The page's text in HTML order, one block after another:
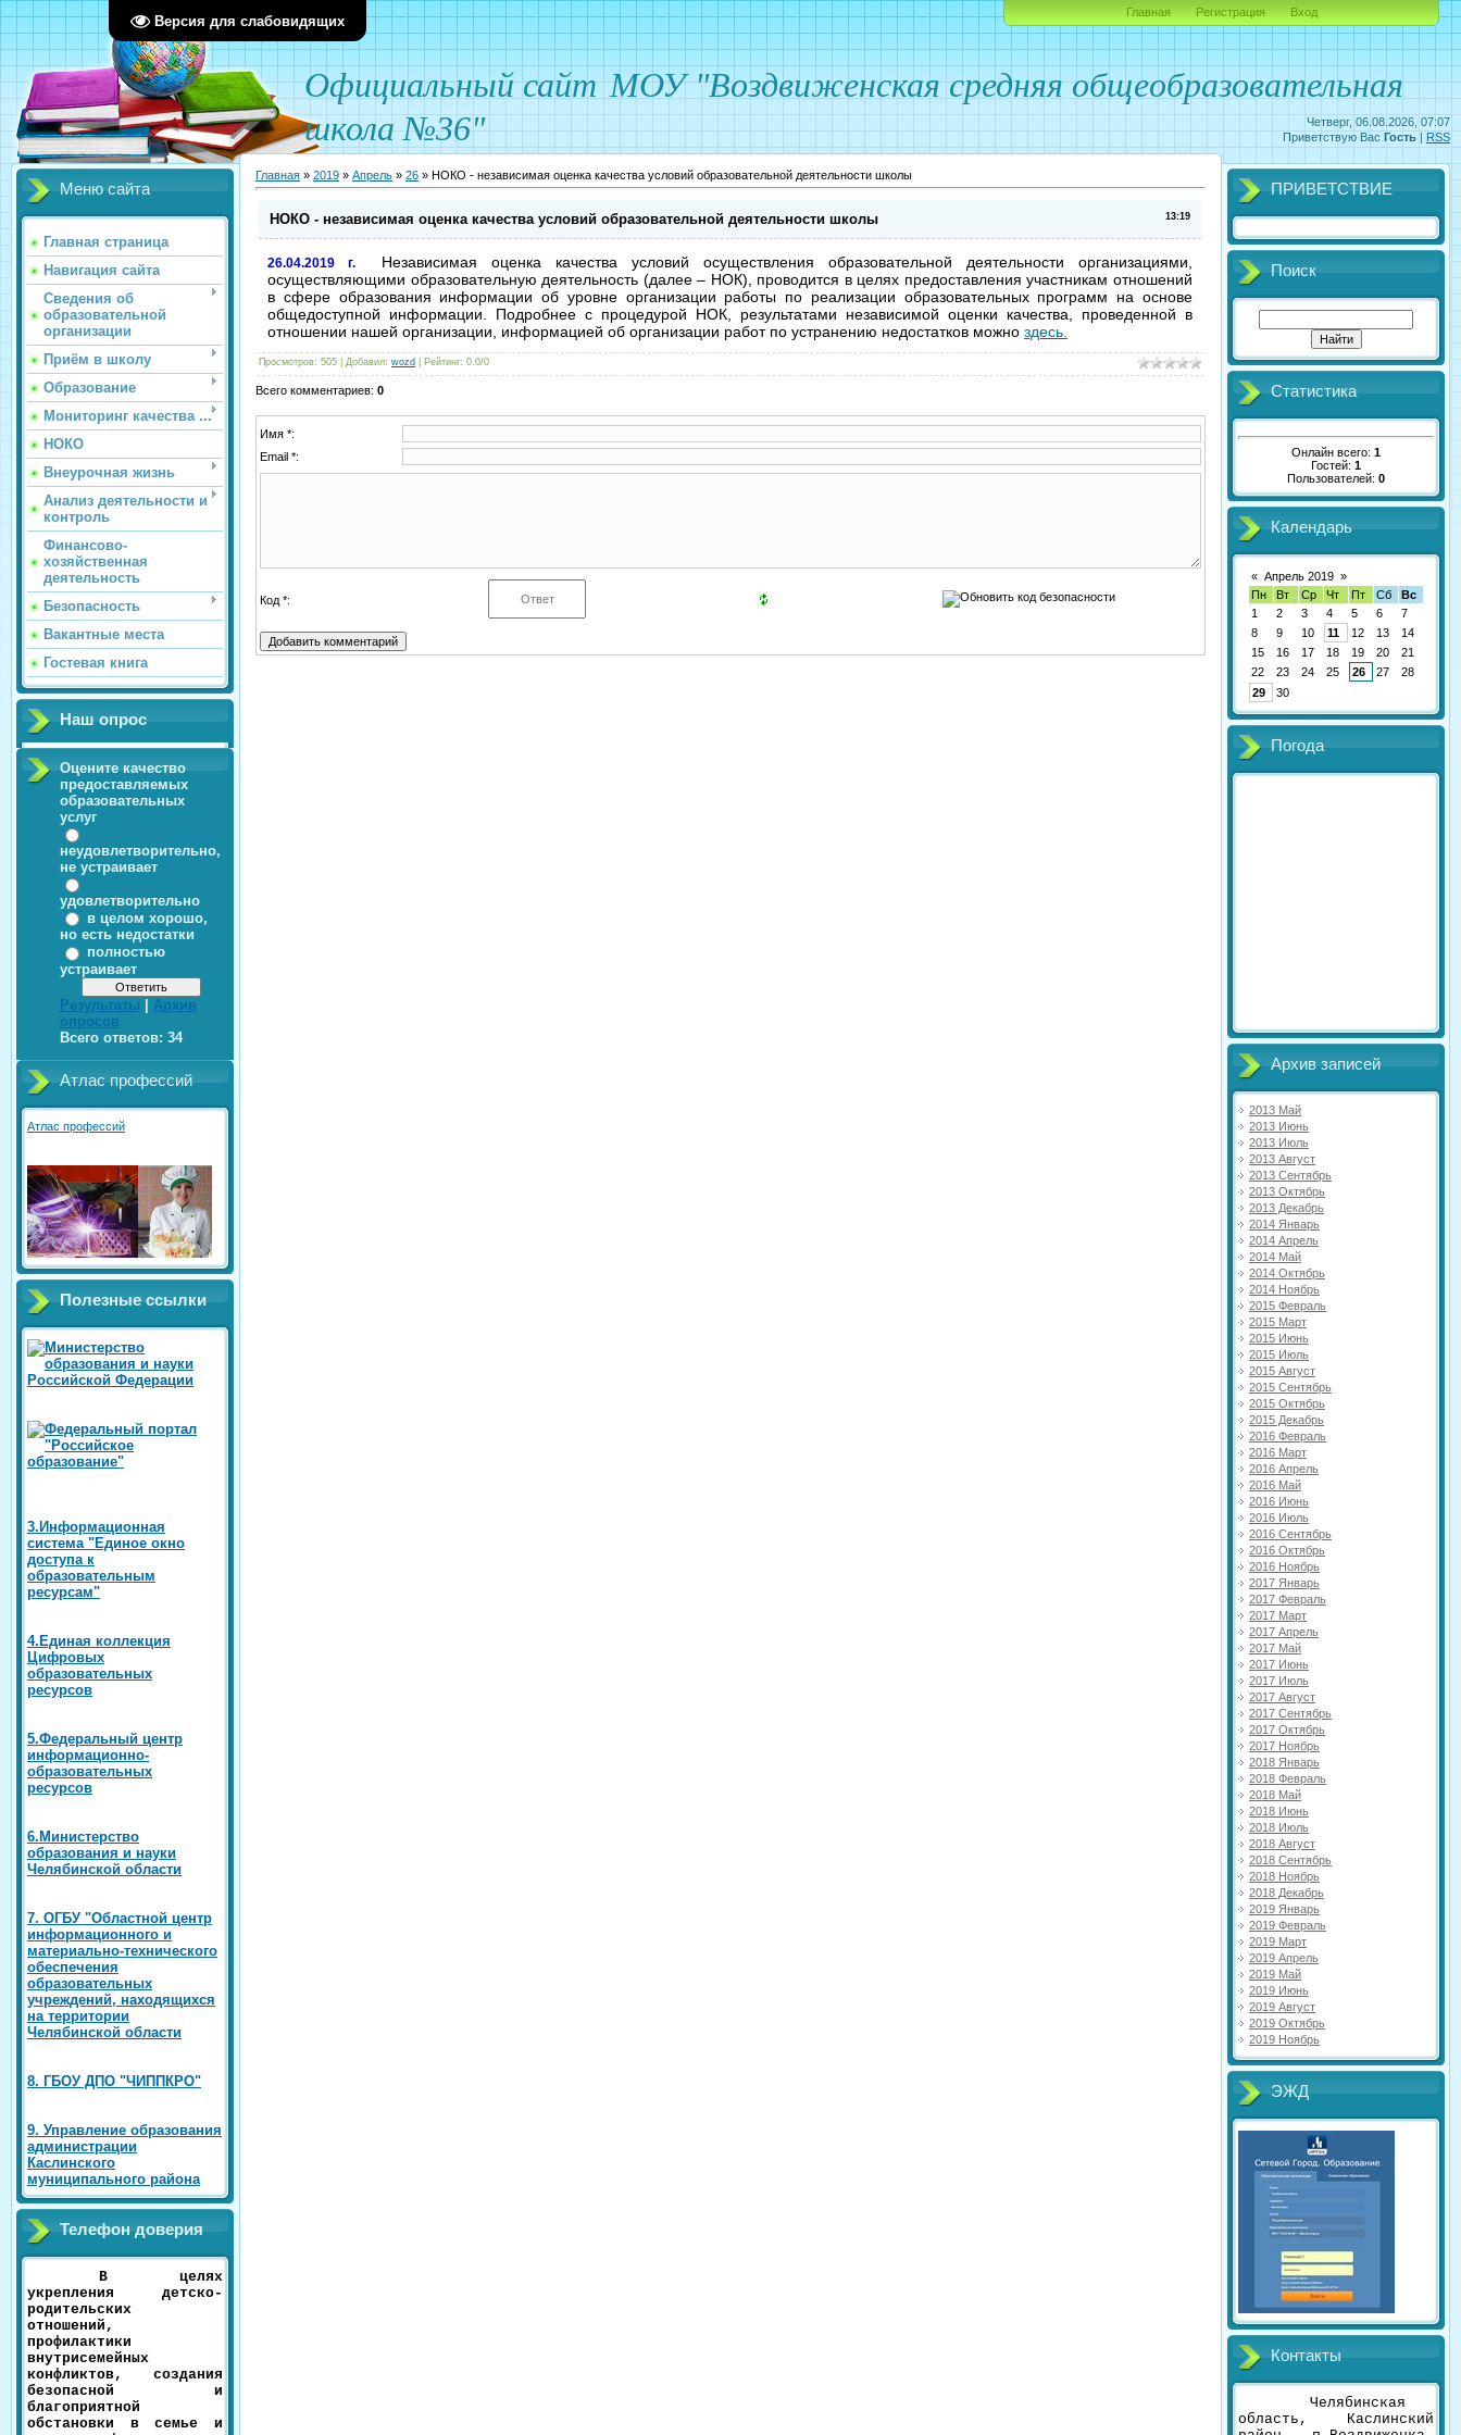
Версия для слабовидящих
Четверг, 06.08.2026, 07:07
Приветствую Вас Гость | RSS
Официальный сайт МОУ "Воздвиженская средняя общеобразовательная
школа №36"
Главная Регистрация Вход
Меню сайта
Главная страница
Навигация сайта
Сведения об
образовательной
организации
Приём в школу
Образование
Мониторинг качества ...
НОКО
Внеурочная жизнь
Анализ деятельности и
контроль
Финансово-
хозяйственная
деятельность
Безопасность
Вакантные места
Гостевая книга
Наш опрос
Оцените качество
предоставляемых
образовательных
услуг
неудовлетворительно,
не устраивает
удовлетворительно
в целом хорошо,
но есть недостатки
полностью
устраивает
Результаты
Архив
опросов
Всего ответов: 34
Атлас профессий
Атлас профессий
Полезные ссылки
3.Информационная
система "Единое окно
доступа к
образовательным
ресурсам"
4.Единая коллекция
Цифровых
образовательных
ресурсов
5.Федеральный центр
информационно-
образовательных
ресурсов
6.Министерство
образования и науки
Челябинской области
7. ОГБУ "Областной центр
информационного и
материально-технического
обеспечения
образовательных
учреждений, находящихся
на территории
Челябинской области
8. ГБОУ ДПО "ЧИППКРО"
9. Управление образования
администрации
Каслинского
муниципального района
Телефон доверия
В целях
укрепления детско-
родительских
отношений,
профилактики
внутрисемейных
конфликтов, создания
безопасной и
благоприятной
обстановки в семье и
Главная » 2019 » Апрель » 26 » НОКО - независимая оценка качества условий образовательной деятельности школы
13:19
НОКО - независимая оценка качества условий образовательной деятельности школы
26.04.2019 г. Независимая оценка качества условий осуществления образовательной деятельности организациями,
осуществляющими образовательную деятельность (далее – НОК), проводится в целях предоставления участникам отношений
в сфере образования информации об уровне организации работы по реализации образовательных программ на основе
общедоступной информации. Подробнее с процедурой НОК, результатами независимой оценки качества, проведенной в
отношении нашей организации, информацией об организации работ по устранению недостатков можно здесь.
Просмотров: 505 | Добавил: wozd Рейтинг: 0.0/0
Всего комментариев: 0
Имя *:
Email *:
Код *:
ПРИВЕТСТВИЕ
Поиск
Статистика
Онлайн всего: 1
Гостей: 1
Пользователей: 0
Календарь
« Апрель 2019 »
Пн
Вт Ср Чт Пт Сб
Вс
1
2 3 4 5 6
7
8
9 10 11 12 13
14
15
16 17 18 19 20
21
22
23 24 25 26 27
28
29
30
Погода
Архив записей
2013 Май
2013 Июнь
2013 Июль
2013 Август
2013 Сентябрь
2013 Октябрь
2013 Декабрь
2014 Январь
2014 Апрель
2014 Май
2014 Октябрь
2014 Ноябрь
2015 Февраль
2015 Март
2015 Июнь
2015 Июль
2015 Август
2015 Сентябрь
2015 Октябрь
2015 Декабрь
2016 Февраль
2016 Март
2016 Апрель
2016 Май
2016 Июнь
2016 Июль
2016 Сентябрь
2016 Октябрь
2016 Ноябрь
2017 Январь
2017 Февраль
2017 Март
2017 Апрель
2017 Май
2017 Июнь
2017 Июль
2017 Август
2017 Сентябрь
2017 Октябрь
2017 Ноябрь
2018 Январь
2018 Февраль
2018 Май
2018 Июнь
2018 Июль
2018 Август
2018 Сентябрь
2018 Ноябрь
2018 Декабрь
2019 Январь
2019 Февраль
2019 Март
2019 Апрель
2019 Май
2019 Июнь
2019 Август
2019 Октябрь
2019 Ноябрь
ЭЖД
Контакты
Челябинская
область, Каслинский